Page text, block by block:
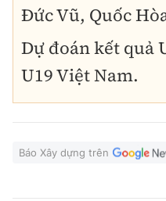
Đức Vũ, Quốc
Dự đoán kết quả
U19 Việt Nam.
Báo Xây dựng trên